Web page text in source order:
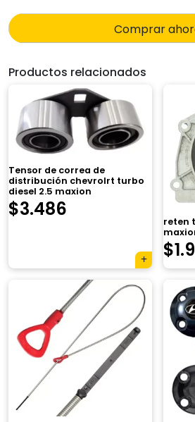
Comprar
Productos relacionados
Tensor de correa de
distribución chevrolrt turbo
diesel 2.5 maxion
$3.486
reten
$